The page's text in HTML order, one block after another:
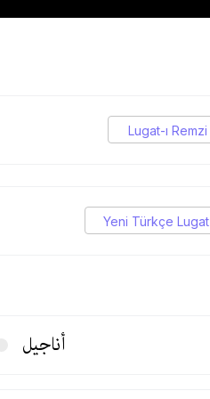
Lugat-ı Remzi
Yeni Türkçe Lugat
أناجیل